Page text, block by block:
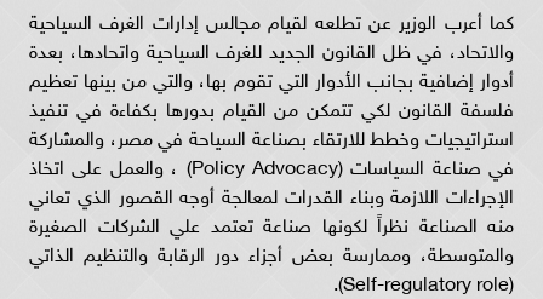
كما أعرب الوزير عن تطلعه لقيام مجالس إدارات الغرف السياحية
والاتحاد، في ظل القانون الجديد للغرف السياحية واتحادها، بعدة
أدوار إضافية بجانب الأدوار التي تقوم بها، والتي من بينها تعظيم
فلسفة القانون لكي تتمكن من القيام بدورها بكفاءة في تنفيذ
استراتيجيات وخطط للارتقاء بصناعة السياحة في مصر، والمشاركة
في صناعة السياسات (Policy Advocacy) ، والعمل على اتخاذ
الإجراءات اللازمة وبناء القدرات لمعالجة أوجه القصور الذي تعاني
منه الصناعة نظراً لكونها صناعة تعتمد علي الشركات الصغيرة
والمتوسطة، وممارسة بعض أجزاء دور الرقابة والتنظيم الذاتي
(Self-regulatory role).